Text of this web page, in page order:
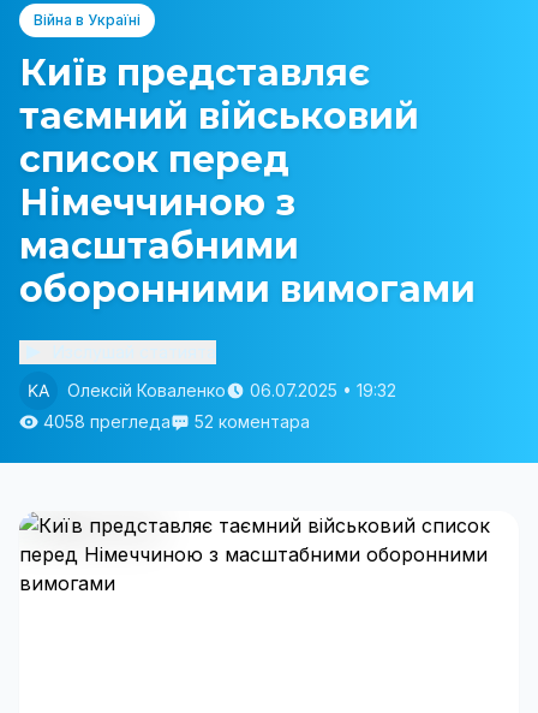
Війна в Україні
Київ представляє
таємний військовий
список перед
Німеччиною з
масштабними
оборонними вимогами
Олексій Коваленко
06.07.2025 • 19:32
4058 прегледа
52 коментара